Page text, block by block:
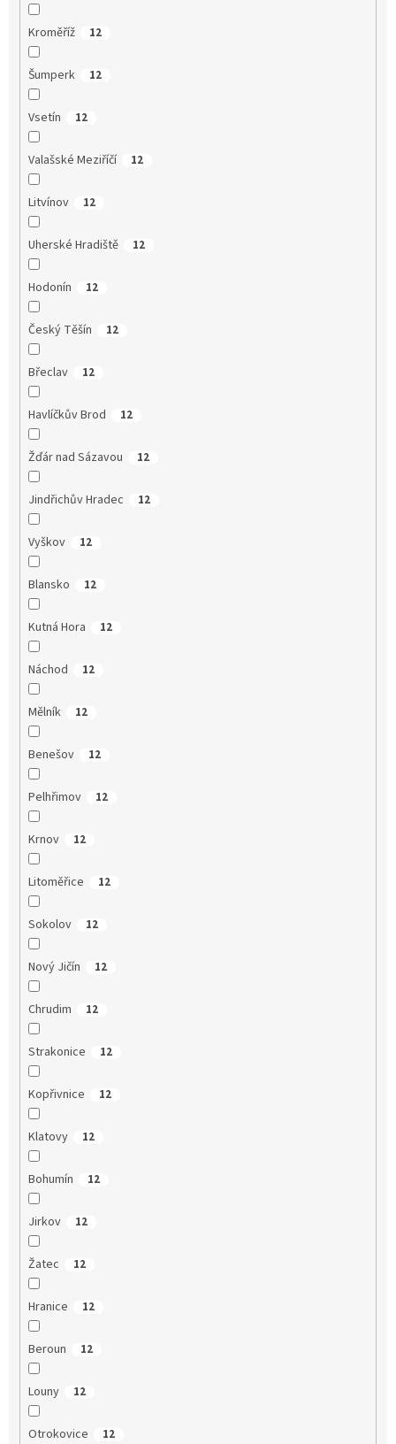
Kroměříž 12
Šumperk 12
Vsetín 12
Valašské Meziříčí 12
Litvínov 12
Uherské Hradiště 12
Hodonín 12
Český Těšín 12
Břeclav 12
Havlíčkův Brod 12
Žďár nad Sázavou 12
Jindřichův Hradec 12
Vyškov 12
Blansko 12
Kutná Hora 12
Náchod 12
Mělník 12
Benešov 12
Pelhřimov 12
Krnov 12
Litoměřice 12
Sokolov 12
Nový Jičín 12
Chrudim 12
Strakonice 12
Kopřivnice 12
Klatovy 12
Bohumín 12
Jirkov 12
Žatec 12
Hranice 12
Beroun 12
Louny 12
Otrokovice 12